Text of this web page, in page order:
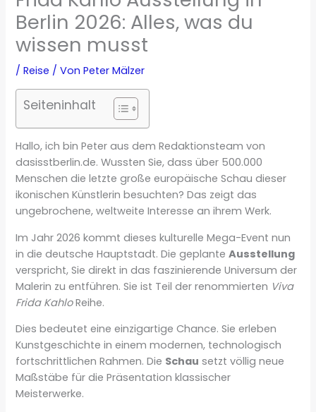
Berlin 2026: Alles, was du
wissen musst
/Reise / VonPeter Mälzer
Seiteninhalt
Hallo, ich bin Peter aus dem Redaktionsteam von
dasisstberlin.de. Wussten Sie, dass über 500.000
Menschen die letzte große europäische Schau dieser
ikonischen Künstlerin besuchten? Das zeigt das
ungebrochene, weltweite Interesse an ihrem Werk.
Im Jahr 2026 kommt dieses kulturelle Mega-Event nun
in die deutsche Hauptstadt. Die geplanteAusstellung
verspricht, Sie direkt in das faszinierende Universum der
Malerin zu entführen. Sie ist Teil der renommierten Viva
Frida KahloReihe.
Dies bedeutet eine einzigartige Chance. Sie erleben
Kunstgeschichte in einem modernen, technologisch
fortschrittlichen Rahmen. Die Schau setzt völlig neue
Maßstäbe für die Präsentation klassischer
Meisterwerke.